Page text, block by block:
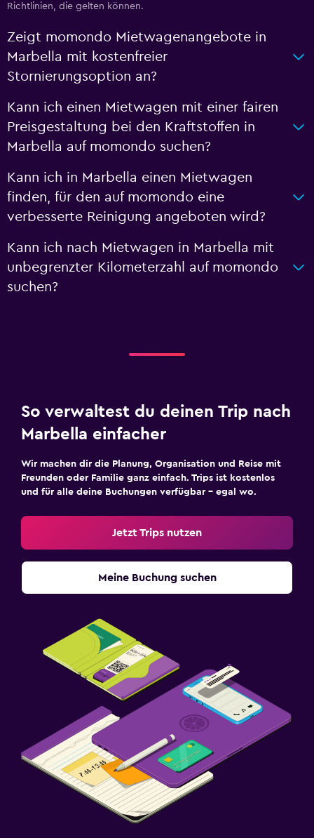
Richtlinien, die gelten können.
Zeigt momondo Mietwagenangebote in
Marbella mit kostenfreier
Stornierungsoption an?
Kann ich einen Mietwagen mit einer fairen
Preisgestaltung bei den Kraftstoffen in
Marbella auf momondo suchen?
Kann ich in Marbella einen Mietwagen
finden, für den auf momondo eine
verbesserte Reinigung angeboten wird?
Kann ich nach Mietwagen in Marbella mit
unbegrenzter Kilometerzahl auf momondo
suchen?
So verwaltest du deinen Trip nach
Marbella einfacher
Wir machen dir die Planung, Organisation und Reise mit
Freunden oder Familie ganz einfach. Trips ist kostenlos
und für alle deine Buchungen verfügbar – egal wo.
Jetzt Trips nutzen
Meine Buchung suchen